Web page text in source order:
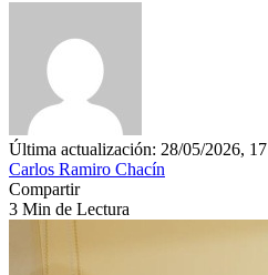
Última actualización: 28/05/2026, 17
Carlos Ramiro Chacín
Compartir
3 Min de Lectura